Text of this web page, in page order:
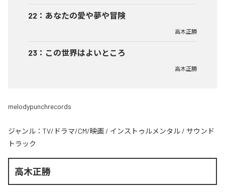
22 ： あなたの愛や夢や冒険
高木正勝
23 ： この世界はよいところ
高木正勝
melodypunchrecords
ジャンル： TV/ドラマ/CM/映画 / インストゥルメンタル / サウンド
トラック
高木正勝